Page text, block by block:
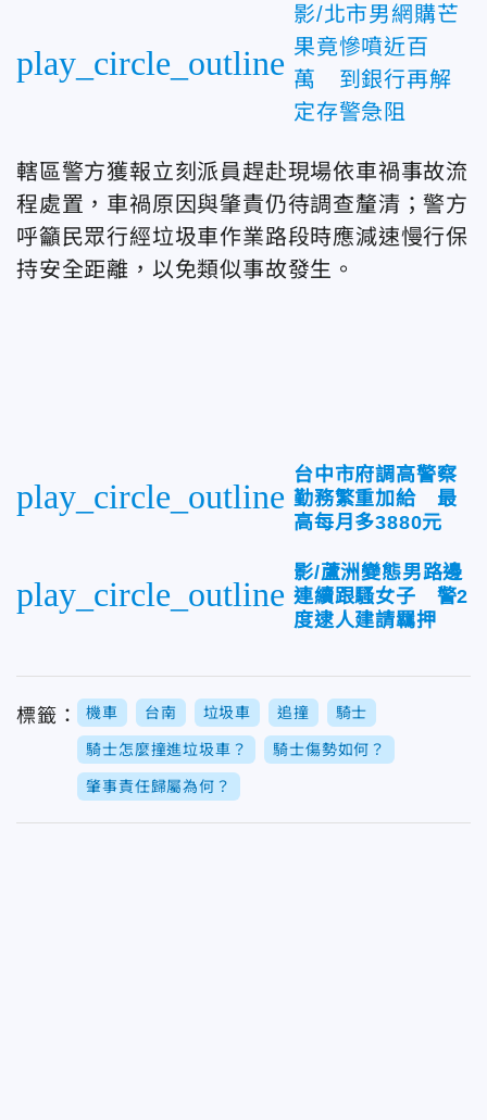
play_circle_outline
影/北市男網購芒
果竟慘噴近百
萬 到銀行再解
定存警急阻
轄區警方獲報立刻派員趕赴現場依車禍事故流
程處置，車禍原因與肇責仍待調查釐清；警方
呼籲民眾行經垃圾車作業路段時應減速慢行保
持安全距離，以免類似事故發生。
play_circle_outline
台中市府調高警察
勤務繁重加給 最
高每月多3880元
play_circle_outline
影/蘆洲變態男路邊
連續跟騷女子 警2
度逮人建請羈押
標籤： 機車 台南 垃圾車 追撞 騎士
騎士怎麼撞進垃圾車？ 騎士傷勢如何？
肇事責任歸屬為何？